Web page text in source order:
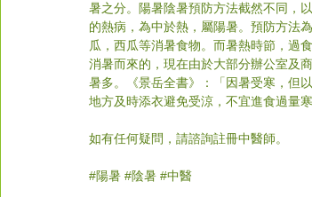
暑之分。陽暑陰暑預防方法截然不同，
的熱病，為中於熱，屬陽暑。預防方法
瓜，西瓜等消暑食物。而暑熱時節，過
消暑而來的，現在由於大部分辦公室及
暑多。《景岳全書》：「因暑受寒，但
地方及時添衣避免受涼，不宜進食過量寒
如有任何疑問，請諮詢註冊中醫師。
#陽暑 #陰暑 #中醫